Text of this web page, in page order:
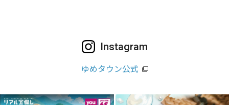
Instagram
ゆめタウン公式